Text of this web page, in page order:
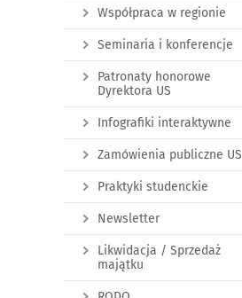
Współpraca w regionie
Seminaria i konferencje
Patronaty honorowe
Dyrektora US
Infografiki interaktywne
Zamówienia publiczne US
Praktyki studenckie
Newsletter
Likwidacja / Sprzedaż
majątku